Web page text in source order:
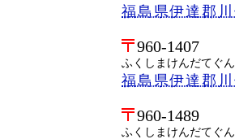
福島県伊達郡
960-1407
ふくしまけんだてぐ
福島県伊達郡
960-1489
ふくしまけんだてぐ